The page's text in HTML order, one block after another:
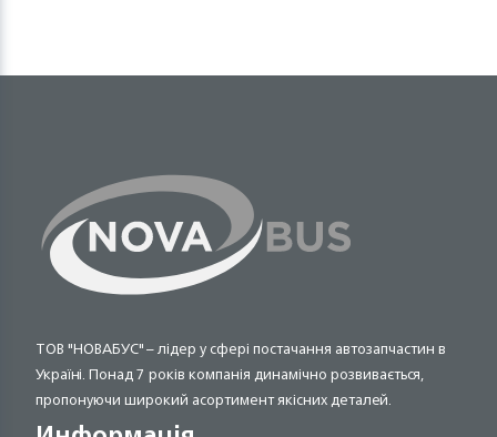
ТОВ "НОВАБУС" – лідер у сфері постачання автозапчастин в
Україні. Понад 7 років компанія динамічно розвивається,
пропонуючи широкий асортимент якісних деталей.